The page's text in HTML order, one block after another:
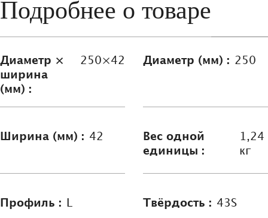
Подробнее о товаре
Диаметр ×
ширина
(мм) :
250×42 Диаметр (мм) : 250
Ширина (мм) : 42
Вес одной
единицы :
1,24
кг
Профиль : Твёрдость : 43S